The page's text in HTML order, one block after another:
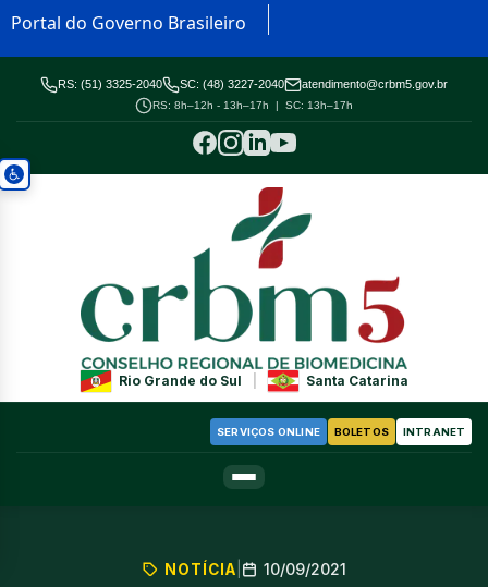
Portal do Governo Brasileiro
RS: (51) 3325-2040 SC: (48) 3227-2040 atendimento@crbm5.gov.br
RS: 8h–12h - 13h–17h | SC: 13h–17h
Rio Grande do Sul Santa Catarina
SERVIÇOS ONLINE BOLETOS INTRANET
NOTÍCIA 10/09/2021